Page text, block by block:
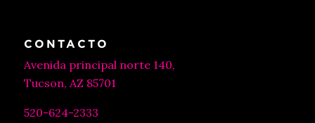
CONTACTO
Avenida principal norte 140,
Tucson, AZ 85701
520-624-2333